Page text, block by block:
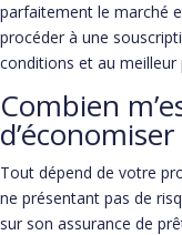
parfaitement le marché
procéder à une
conditions et au meilleur
Combien
d’économiser
Tout dépend de votre
ne présentant pas de
sur son assurance de